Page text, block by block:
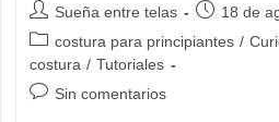
Autor
de
entrada:
Sueña entre telas
Publicación
de
18 de
Categoría
de
la
costura para principiantes /
costura / Tutoriales
Comentarios
Sin comentarios